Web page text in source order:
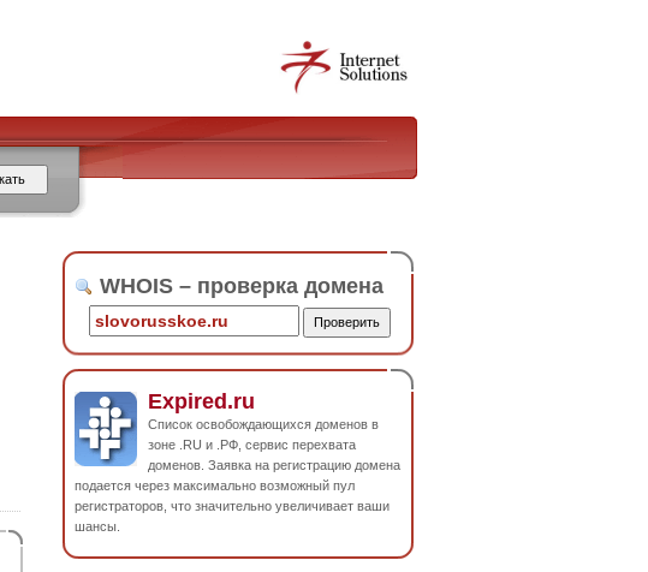
WHOIS – проверка домена
Expired.ru
Список освобождающихся доменов в
зоне .RU и .РФ, сервис перехвата
доменов. Заявка на регистрацию домена
подается через максимально возможный пул
регистраторов, что значительно увеличивает ваши
шансы.